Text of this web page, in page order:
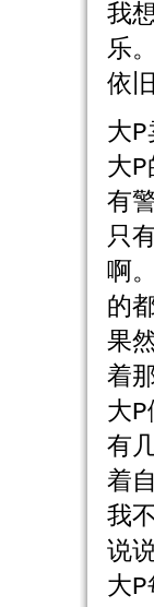
我
乐
依
大
大
有
只
啊
的
果
着
大
有
着
我
说
大